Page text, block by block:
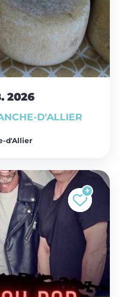
2026
D'ALLIER
d'Allier